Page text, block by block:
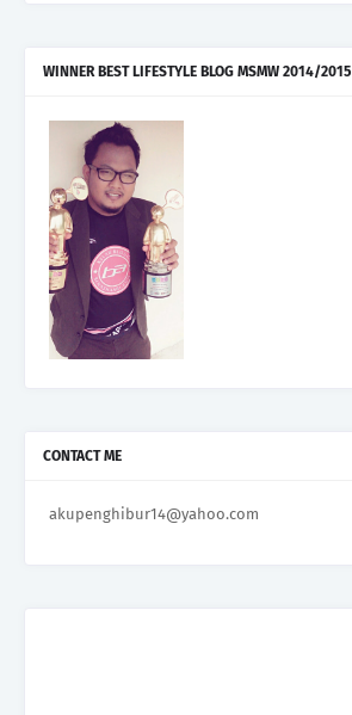
WINNER BEST LIFESTYLE BLOG MSMW 2014/2015
CONTACT ME
akupenghibur14@yahoo.com